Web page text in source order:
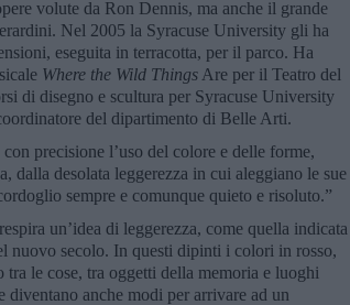
volute da Ron Dennis, ma anche il grande
Nel 2005 la Syracuse University gli ha
eseguita in terracotta, per il parco. Ha
Where the Wild Things Are per il Teatro del
di disegno e scultura per Syracuse University
del dipartimento di Belle Arti.
precisione l’uso del colore e delle forme,
dalla desolata leggerezza in cui aleggiano le sue
sempre e comunque quieto e risoluto.”
un’idea di leggerezza, come quella indicata
nuovo secolo. In questi dipinti i colori in rosso,
le cose, tra oggetti della memoria e luoghi
diventano anche modi per arrivare ad un